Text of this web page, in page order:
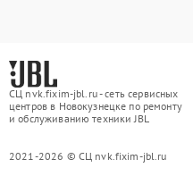
СЦ nvk.fixim-jbl.ru - сеть сервисных
центров в Новокузнецке по ремонту
и обслуживанию техники JBL
2021-2026 © СЦ nvk.fixim-jbl.ru